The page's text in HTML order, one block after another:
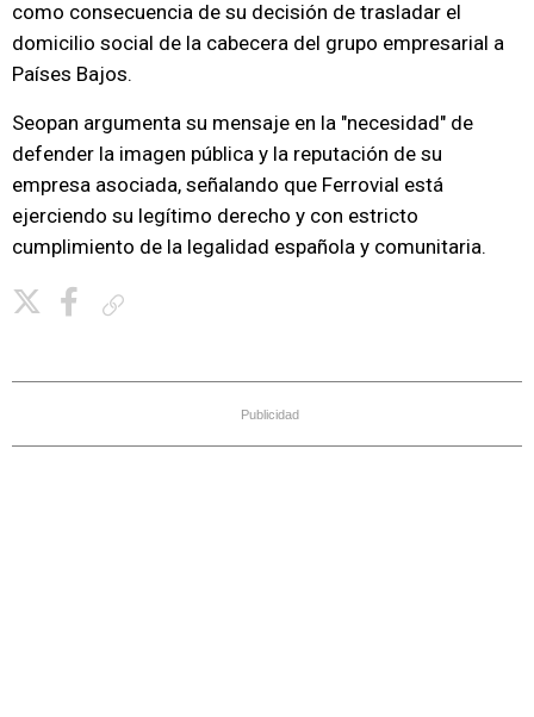
como consecuencia de su decisión de trasladar el
domicilio social de la cabecera del grupo empresarial a
Países Bajos.
Seopan argumenta su mensaje en la "necesidad" de
defender la imagen pública y la reputación de su
empresa asociada, señalando que Ferrovial está
ejerciendo su legítimo derecho y con estricto
cumplimiento de la legalidad española y comunitaria.
Publicidad